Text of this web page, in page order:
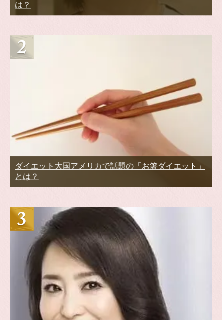
は？
ダイエット大国アメリカで話題の「お箸ダイエット」
とは？